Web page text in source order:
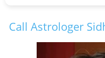
Call Astrologer